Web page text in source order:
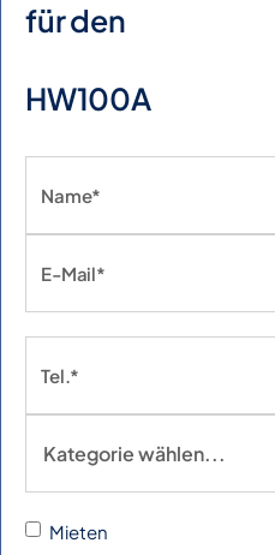
für den
HW100A
Mieten